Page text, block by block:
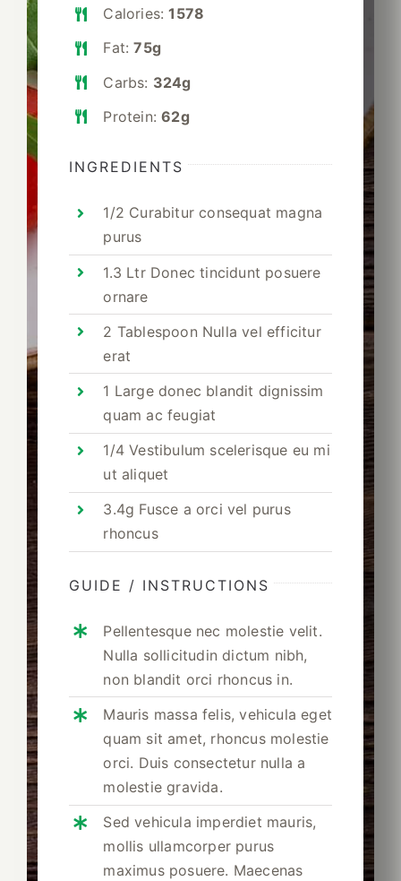
Calories:1578
Fat:75g
Carbs: 324g
Protein:62g
INGREDIENTS
1/2 Curabitur consequat magna
purus
1.3 Ltr Donec tincidunt posuere
ornare
2 Tablespoon Nulla vel efficitur
erat
1 Large donec blandit dignissim
quam ac feugiat
1/4 Vestibulum scelerisque eu mi
ut aliquet
3.4g Fusce a orci vel purus
rhoncus
GUIDE / INSTRUCTIONS
Pellentesque nec molestie velit.
Nulla sollicitudin dictum nibh,
non blandit orci rhoncus in.
Mauris massa felis, vehicula eget
quam sit amet, rhoncus molestie
orci. Duis consectetur nulla a
molestie gravida.
Sed vehicula imperdiet mauris,
mollis ullamcorper purus
maximus posuere. Maecenas